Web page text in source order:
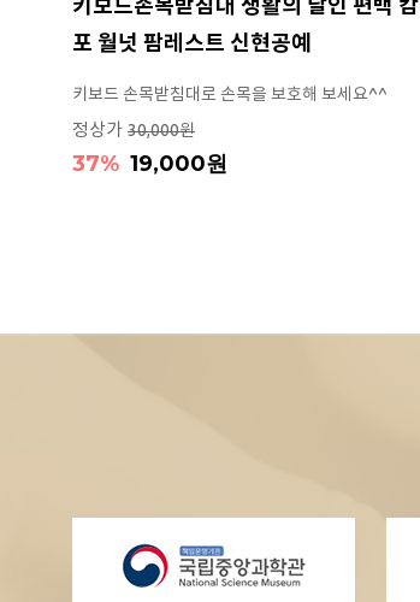
키보드손목받침대 생활의 달인 편백 캄
포 월넛 팜레스트 신현공예
키보드 손목받침대로 손목을 보호해 보세요^^
정상가 30,000원
37% 19,000원